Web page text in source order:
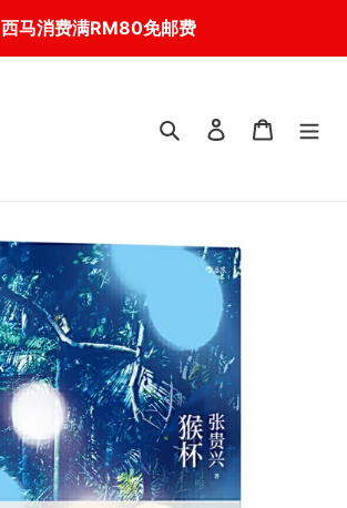
西马消费满RM80免邮费
搜索 登入 我的购物